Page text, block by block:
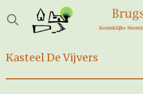
Ga
direct
de
Kasteel De Vijvers